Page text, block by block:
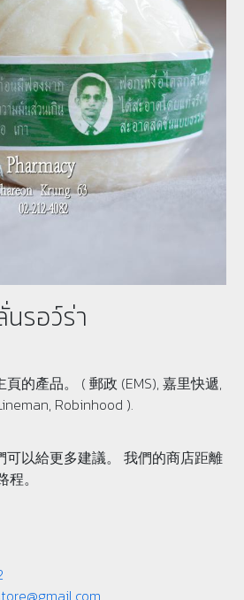
รอว์ร่า
的產品。 ( 郵政 (EMS), 嘉里快遞,
Robinhood ).
可以給更多建議。 我們的商店距離
。